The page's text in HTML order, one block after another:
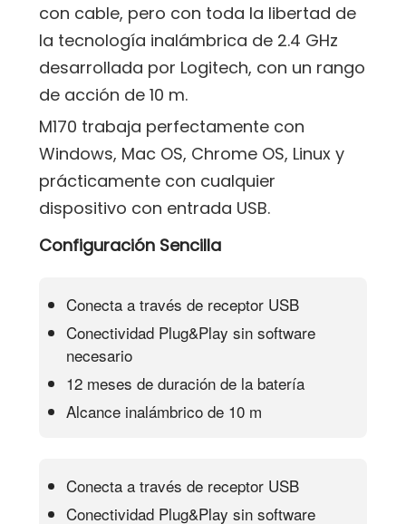
con cable, pero con toda la libertad de
la tecnología inalámbrica de 2.4 GHz
desarrollada por Logitech, con un rango
de acción de 10 m.
M170 trabaja perfectamente con
Windows, Mac OS, Chrome OS, Linux y
prácticamente con cualquier
dispositivo con entrada USB.
Configuración Sencilla
Conecta a través de receptor USB
Conectividad Plug&Play sin software
necesario
12 meses de duración de la batería
Alcance inalámbrico de 10 m
Conecta a través de receptor USB
Conectividad Plug&Play sin software